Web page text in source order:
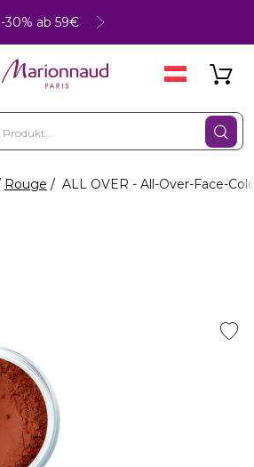
-30% ab 59€
Rouge ALL OVER - All-Over-Face-